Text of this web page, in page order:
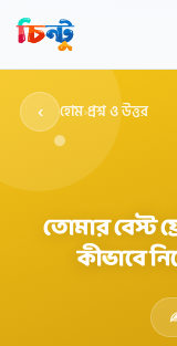
✦
‹ হোম›প্রশ্ন ও উত্তর
তোমার বেস্ট
কীভাবে